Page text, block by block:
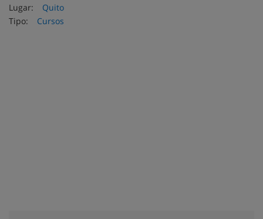
Lugar:
Quito
Tipo:
Cursos